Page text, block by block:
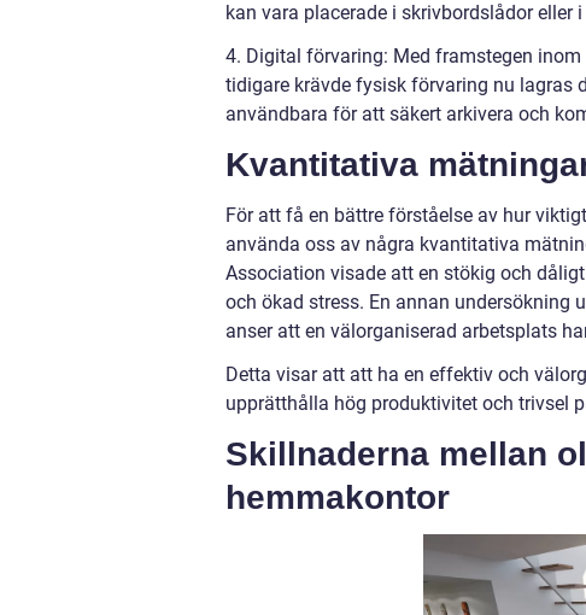
kan vara placerade i skrivbordslådor eller
4. Digital förvaring: Med framstegen
tidigare krävde fysisk förvaring nu lagras
användbara för att säkert arkivera och
Kvantitativa
För att få en bättre förståelse av hur
använda oss av några kvantitativa
Association visade att en stökig och
och ökad stress. En annan undersökning
anser att en välorganiserad arbetsplats
Detta visar att att ha en effektiv och
upprätthålla hög produktivitet och trivsel
Skillnaderna mellan
hemmakontor